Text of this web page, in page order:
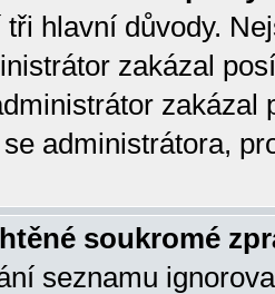
hlavní důvody.
zakázal
zakázal
administrátora,
soukromé
seznamu